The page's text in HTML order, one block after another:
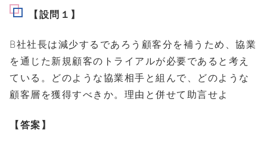
【設問１】
B社社長は減少するであろう顧客分を補うため、協業
を通じた新規顧客のトライアルが必要であると考え
ている。どのような協業相手と組んで、どのような
顧客層を獲得すべきか。理由と併せて助言せよ
【答案】